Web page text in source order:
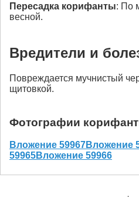
Пересадка корифанты: По
весной.
Вредители и
Повреждается мучнистый
щитовкой.
Фотографии
Вложение 59967Вложение
59965Вложение 59966